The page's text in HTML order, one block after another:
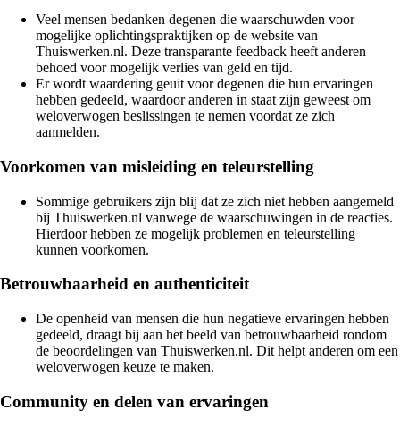
Veel mensen bedanken degenen die waarschuwden voor
mogelijke oplichtingspraktijken op de website van
Thuiswerken.nl. Deze transparante feedback heeft anderen
behoed voor mogelijk verlies van geld en tijd.
Er wordt waardering geuit voor degenen die hun ervaringen
hebben gedeeld, waardoor anderen in staat zijn geweest om
weloverwogen beslissingen te nemen voordat ze zich
aanmelden.
Voorkomen van misleiding en teleurstelling
Sommige gebruikers zijn blij dat ze zich niet hebben aangemeld
bij Thuiswerken.nl vanwege de waarschuwingen in de reacties.
Hierdoor hebben ze mogelijk problemen en teleurstelling
kunnen voorkomen.
Betrouwbaarheid en authenticiteit
De openheid van mensen die hun negatieve ervaringen hebben
gedeeld, draagt bij aan het beeld van betrouwbaarheid rondom
de beoordelingen van Thuiswerken.nl. Dit helpt anderen om een
weloverwogen keuze te maken.
Community en delen van ervaringen